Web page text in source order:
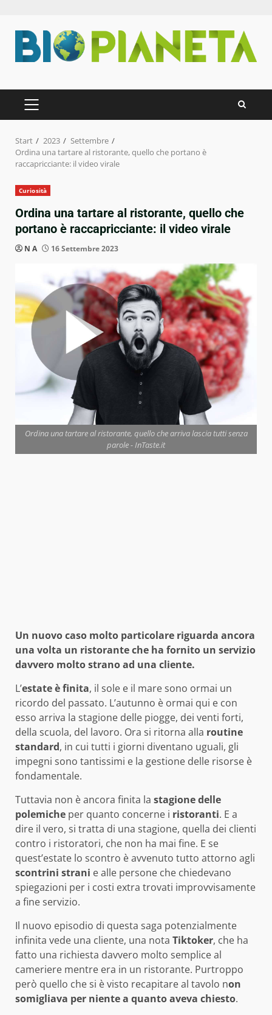
Inhalt
springen
PRIMÄRES
MENÜ
Start 2023
Settembre
Ordina una tartare al ristorante, quello che portano è
raccapricciante: il video virale
Curiosità
Ordina una tartare al ristorante, quello che
portano è raccapricciante: il video virale
N A 16 Settembre 2023
Ordina una tartare al ristorante, quello che arriva lascia tutti senza
parole - InTaste.it
Un nuovo caso molto particolare riguarda ancora
una volta un ristorante che ha fornito un servizio
davvero molto strano ad una cliente.
L’estate è finita, il sole e il mare sono ormai un
ricordo del passato. L’autunno è ormai qui e con
esso arriva la stagione delle piogge, dei venti forti,
della scuola, del lavoro. Ora si ritorna alla routine
standard, in cui tutti i giorni diventano uguali, gli
impegni sono tantissimi e la gestione delle risorse è
fondamentale.
Tuttavia non è ancora finita la stagione delle
polemiche per quanto concerne i ristoranti. E a
dire il vero, si tratta di una stagione, quella dei clienti
contro i ristoratori, che non ha mai fine. E se
quest’estate lo scontro è avvenuto tutto attorno agli
scontrini strani e alle persone che chiedevano
spiegazioni per i costi extra trovati improvvisamente
a fine servizio.
Il nuovo episodio di questa saga potenzialmente
infinita vede una cliente, una nota Tiktoker, che ha
fatto una richiesta davvero molto semplice al
cameriere mentre era in un ristorante. Purtroppo
però quello che si è visto recapitare al tavolo non
somigliava per niente a quanto aveva chiesto.